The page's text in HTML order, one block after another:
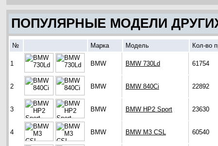
ПОПУЛЯРНЫЕ МОДЕЛИ
№ Марка Модель Кол-во
1 BMW BMW 730Ld 61754
2 BMW BMW 840Ci 22892
3 BMW BMW HP2 Sport 23630
4 BMW BMW M3 CSL 60540